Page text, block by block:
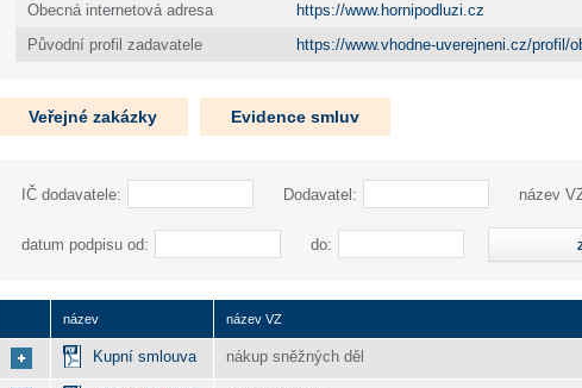
Obecná internetová adresa
https://www.hornipodluzi.cz
Původní profil zadavatele
https://www.vhodne-uverejneni.cz/profil/
Veřejné zakázky Evidence smluv
IČ dodavatele: Dodavatel: název
datum podpisu od: do:
název název VZ
Kupní smlouva nákup sněžných děl